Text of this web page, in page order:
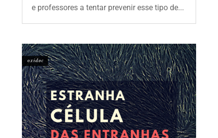
e professores a tentar prevenir esse tipo de...